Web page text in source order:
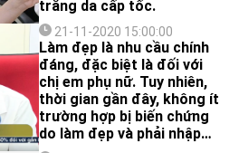
trắng da cấp tốc.
21-11-2020 15:00:00
Làm đẹp là nhu cầu chính
đáng, đặc biệt là đối với
chị em phụ nữ. Tuy nhiên,
thời gian gần đây, không ít
trường hợp bị biến chứng
do làm đẹp và phải nhập